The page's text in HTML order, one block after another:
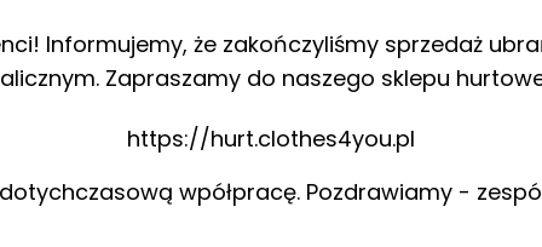
Informujemy, że zakończyliśmy sprzedaż
Zapraszamy do naszego sklepu
https://hurt.clothes4you.pl
wpółpracę. Pozdrawiamy -